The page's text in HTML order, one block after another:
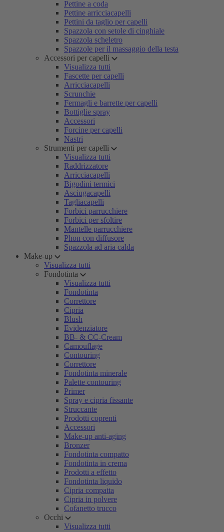
Pettine a coda
Pettine arricciacapelli
Pettini da taglio per capelli
Spazzola con setole di cinghiale
Spazzola scheletro
Spazzole per il massaggio della testa
Accessori per capelli
Visualizza tutti
Fascette per capelli
Arricciacapelli
Scrunchie
Fermagli e barrette per capelli
Bottiglie spray
Accessori
Forcine per capelli
Nastri
Strumenti per capelli
Visualizza tutti
Raddrizzatore
Arricciacapelli
Bigodini termici
Asciugacapelli
Tagliacapelli
Forbici parrucchiere
Forbici per sfoltire
Mantelle parrucchiere
Phon con diffusore
Spazzola ad aria calda
Make-up
Visualizza tutti
Fondotinta
Visualizza tutti
Fondotinta
Correttore
Cipria
Blush
Evidenziatore
BB- & CC-Cream
Camouflage
Contouring
Correttore
Fondotinta minerale
Palette contouring
Primer
Spray e cipria fissante
Struccante
Prodotti coprenti
Accessori
Make-up anti-aging
Bronzer
Fondotinta compatto
Fondotinta in crema
Prodotti a effetto
Fondotinta liquido
Cipria compatta
Cipria in polvere
Cofanetto trucco
Occhi
Visualizza tutti